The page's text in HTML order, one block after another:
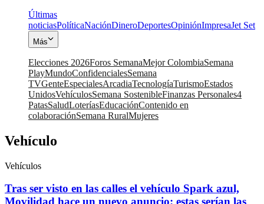
Últimas
noticiasPolíticaNaciónDineroDeportesOpiniónImpresaJet Set
Más
Elecciones 2026Foros SemanaMejor ColombiaSemana
PlayMundoConfidencialesSemana
TVGenteEspecialesArcadiaTecnologíaTurismoEstados
UnidosVehículosSemana SostenibleFinanzas Personales4
PatasSaludLoteríasEducaciónContenido en
colaboraciónSemana RuralMujeres
Vehículo
Vehículos
Tras ser visto en las calles el vehículo Spark azul,